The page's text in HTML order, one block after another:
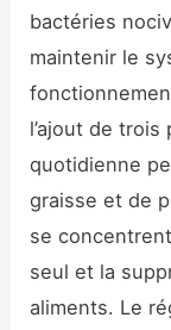
bactéries
maintenir le
l’ajout de
quotidienne
graisse et de
se
seul et la
aliments. Le